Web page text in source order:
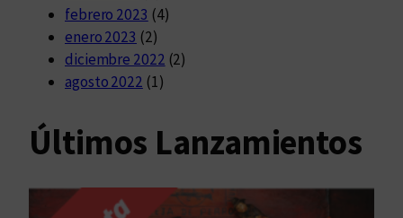
febrero 2023 (4)
enero 2023 (2)
diciembre 2022 (2)
agosto 2022 (1)
Últimos Lanzamientos